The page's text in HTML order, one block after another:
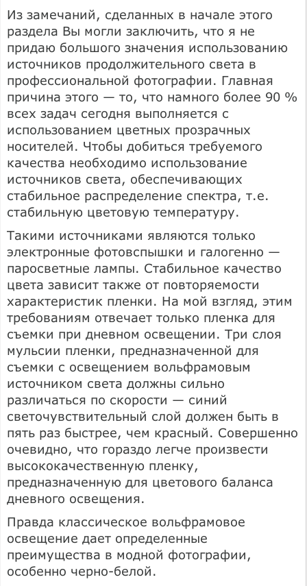
Из замечаний, сделанных в начале этого
раздела Вы могли заключить, что я не
придаю большого значения использованию
источников продолжительного света в
профессиональной фотографии. Главная
причина этого — то, что намного более 90 %
всех задач сегодня выполняется с
использованием цветных прозрачных
носителей. Чтобы добиться требуемого
качества необходимо использование
источников света, обеспечивающих
стабильное распределение спектра, т.е.
стабильную цветовую температуру.
Такими источниками являются только
электронные фотовспышки и галогенно —
паросветные лампы. Стабильное качество
цвета зависит также от повторяемости
характеристик пленки. На мой взгляд, этим
требованиям отвечает только пленка для
съемки при дневном освещении. Три слоя
мульсии пленки, предназначенной для
съемки с освещением вольфрамовым
источником света должны сильно
различаться по скорости — синий
светочувствительный слой должен быть в
пять раз быстрее, чем красный. Совершенно
очевидно, что гораздо легче произвести
высококачественную пленку,
предназначенную для цветового баланса
дневного освещения.
Правда классическое вольфрамовое
освещение дает определенные
преимущества в модной фотографии,
особенно черно-белой.